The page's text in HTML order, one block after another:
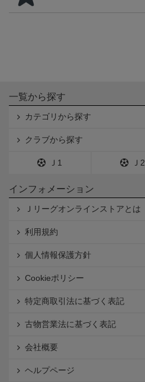
一覧から探す
カテゴリから探す
クラブから探す
Ｊ1 Ｊ2
インフォメーション
Ｊリーグオンラインストアとは
利用規約
個人情報保護方針
Cookieポリシー
特定商取引法に基づく表記
古物営業法に基づく表記
会社概要
ヘルプページ